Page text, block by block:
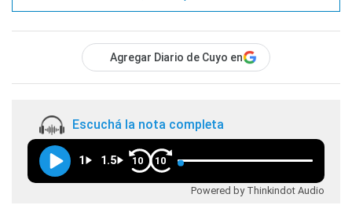
Agregar Diario de Cuyo en
Escuchá la nota completa
1 1.5 10 10
Powered by Thinkindot Audio